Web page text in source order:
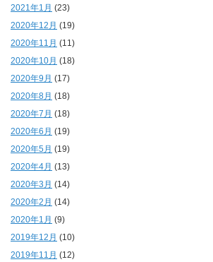
2021年1月 (23)
2020年12月 (19)
2020年11月 (11)
2020年10月 (18)
2020年9月 (17)
2020年8月 (18)
2020年7月 (18)
2020年6月 (19)
2020年5月 (19)
2020年4月 (13)
2020年3月 (14)
2020年2月 (14)
2020年1月 (9)
2019年12月 (10)
2019年11月 (12)